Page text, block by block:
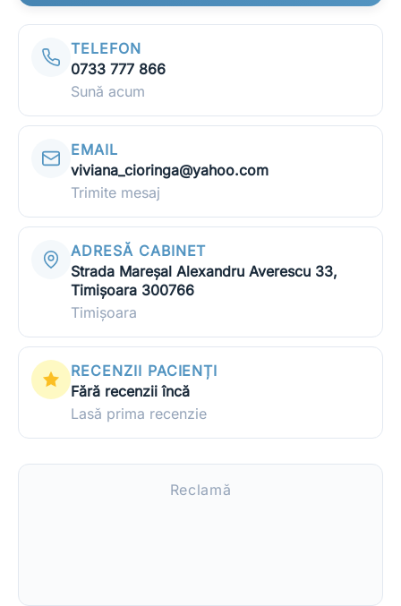
TELEFON
0733 777 866
Sună acum
EMAIL
viviana_cioringa@yahoo.com
Trimite mesaj
ADRESĂ CABINET
Strada Mareşal Alexandru Averescu 33,
Timișoara 300766
Timișoara
RECENZII PACIENȚI
Fără recenzii încă
Lasă prima recenzie
Reclamă
Încercați: